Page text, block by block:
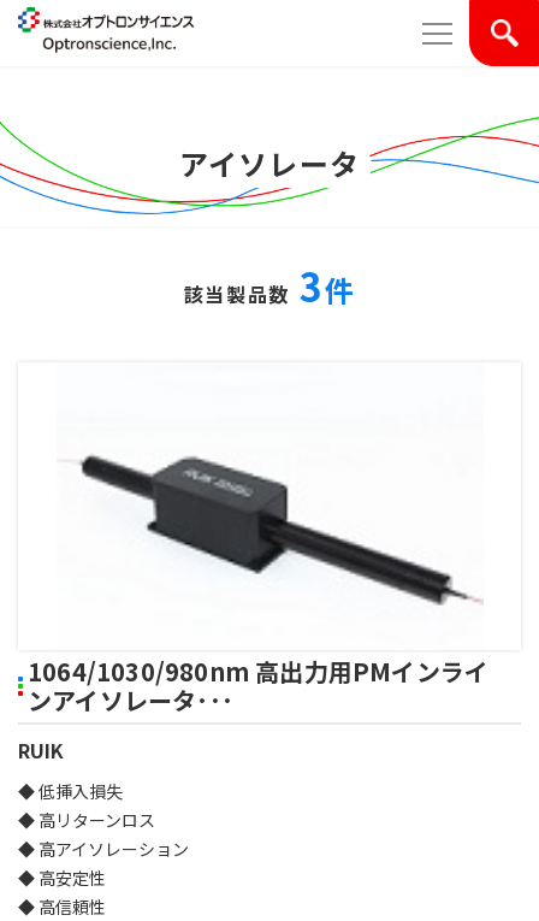
アイソレータ
該当製品数 3件
1064/1030/980nm 高出力用PMインライ
ンアイソレータ･･･
RUIK
◆ 低挿入損失
◆ 高リターンロス
◆ 高アイソレーション
◆ 高安定性
◆ 高信頼性